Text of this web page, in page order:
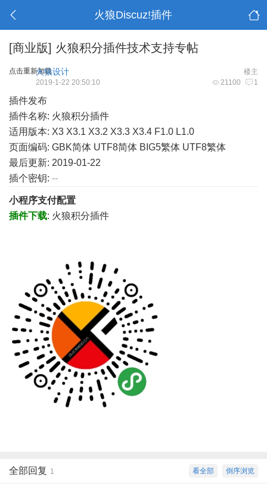
火狼Discuz!插件
[商业版] 火狼积分插件技术支持专帖
点击重新加载 楼主
火狼设计
21100 1
2019-1-22 20:50:10
插件发布
插件名称: 火狼积分插件
适用版本: X3 X3.1 X3.2 X3.3 X3.4 F1.0 L1.0
页面编码: GBK简体 UTF8简体 BIG5繁体 UTF8繁体
最后更新: 2019-01-22
插个密钥: --
小程序支付配置
插件下载: 火狼积分插件
倒序浏览
看全部
全部回复 1